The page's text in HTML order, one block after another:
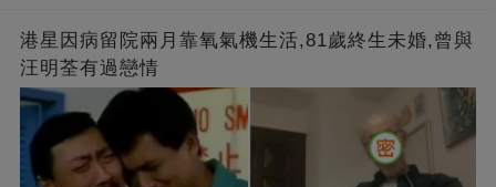
港星因病留院兩月靠氧氣機生活,81歲終生未婚,曾與
汪明荃有過戀情